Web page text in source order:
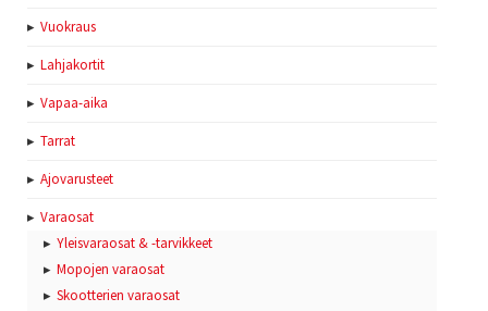
Vuokraus
Lahjakortit
Vapaa-aika
Tarrat
Ajovarusteet
Varaosat
Yleisvaraosat & -tarvikkeet
Mopojen varaosat
Skootterien varaosat